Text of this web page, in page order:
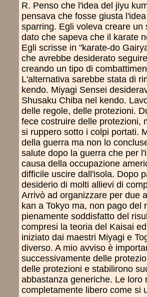
R. Penso che l'idea del jiyu
pensava che fosse giusta
sparring. Egli voleva creare
dato che sapeva che il karate
Egli scrisse in "karate-do
che avrebbe desiderato
creando un tipo di
L'alternativa sarebbe stata di
kendo. Miyagi Sensei
Shusaku Chiba nel kendo.
delle regole, delle protezioni.
fece costruire delle protezioni,
si ruppero sotto i colpi portati.
della guerra ma non lo
salute dopo la guerra che per
causa della occupazione
difficile uscire dall'isola. Dopo
desiderio di molti allievi di
Arrivò ad organizzare per due
kan a Tokyo ma, non pago
pienamente soddisfatto del
compresi la teoria del Kaisai
iniziato dai maestri Miyagi e
diverso. A mio avviso è
successivamente delle
delle protezioni e stabilirono
abbastanza generiche. Le
completamente libero come si